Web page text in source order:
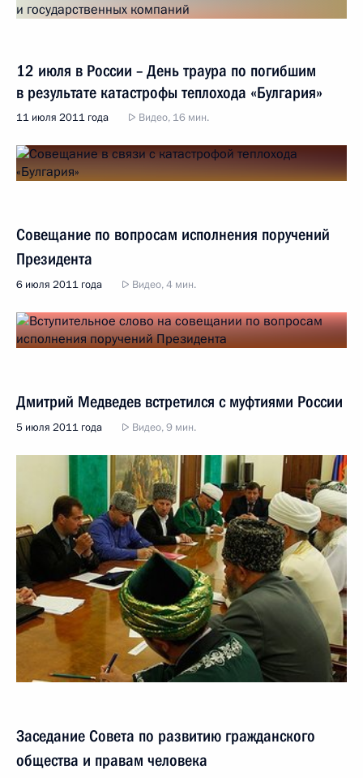
12 июля в России – День траура по погибшим
в результате катастрофы теплохода «Булгария»
11 июля 2011 года Видео, 16 мин.
Совещание по вопросам исполнения поручений
Президента
6 июля 2011 года Видео, 4 мин.
Дмитрий Медведев встретился с муфтиями России
5 июля 2011 года Видео, 9 мин.
Заседание Совета по развитию гражданского
общества и правам человека